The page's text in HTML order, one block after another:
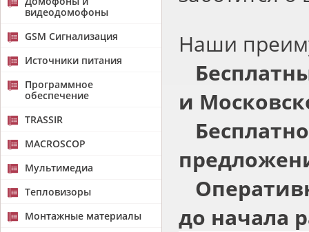
видеодомофоны
GSM Сигнализация
Источники питания
Программное
обеспечение
TRASSIR
MACROSCOP
Мультимедиа
Тепловизоры
Монтажные материалы
Наши
и
до начала